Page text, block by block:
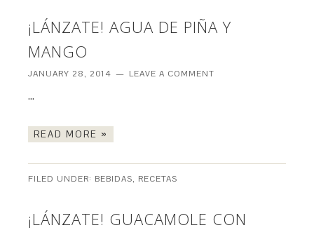
¡LÁNZATE! AGUA DE PIÑA Y
MANGO
JANUARY 28, 2014 LEAVE A COMMENT
…
READ MORE »
FILED UNDER: BEBIDAS, RECETAS
¡LÁNZATE! GUACAMOLE CON